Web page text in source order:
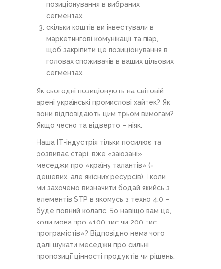
позиціонування в вибраних
сегментах.
скільки коштів ви інвестували в
маркетингові комунікації та піар,
щоб закріпити це позиціонування в
головах споживачів в ваших цільових
сегментах.
Як сьогодні позиціонують на світовій
арені українські промислові хайтек? Як
вони відповідають цим трьом вимогам?
Якщо чесно та відверто – ніяк.
Наша ІТ-індустрія тільки посилює та
розвиває старі, вже «заюзані»
меседжи про «країну талантів» (=
дешевих, але якісних ресурсів). І коли
ми захочемо визначити бодай якийсь з
елементів STP в якомусь з техно 4.0 –
буде повний колапс. Бо навіщо вам це,
коли мова про «100 тис чи 200 тис
програмістів»? Відповідно нема чого
далі шукати меседжи про сильні
пропозиції цінності продуктів чи рішень.